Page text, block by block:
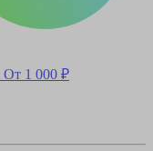
От 1 000 ₽